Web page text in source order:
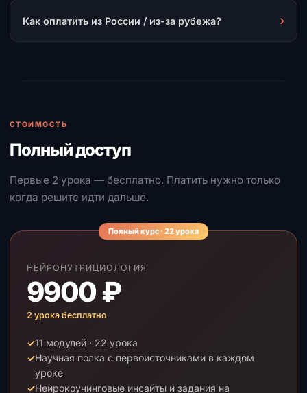
Как оплатить из России / из-за рубежа? ›
СТОИМОСТЬ
Полный доступ
Первые 2 урока — бесплатно. Платить нужно только
когда решите идти дальше.
Полный курс · 22 урока
НЕЙРОНУТРИЦИОЛОГИЯ
9900 ₽
2 урока бесплатно
✓11 модулей · 22 урока
✓Научная полка с первоисточниками в каждом
уроке
✓Нейрокоучинговые инсайты и задания на